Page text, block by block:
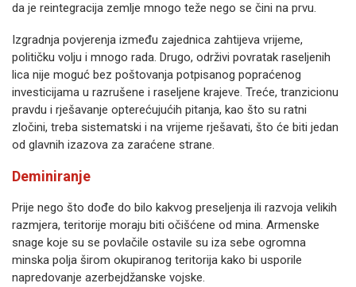
da je reintegracija zemlje mnogo teže nego se čini na prvu.
Izgradnja povjerenja između zajednica zahtijeva vrijeme,
političku volju i mnogo rada. Drugo, održivi povratak raseljenih
lica nije moguć bez poštovanja potpisanog popraćenog
investicijama u razrušene i raseljene krajeve. Treće, tranzicionu
pravdu i rješavanje opterećujućih pitanja, kao što su ratni
zločini, treba sistematski i na vrijeme rješavati, što će biti jedan
od glavnih izazova za zaraćene strane.
Deminiranje
Prije nego što dođe do bilo kakvog preseljenja ili razvoja velikih
razmjera, teritorije moraju biti očišćene od mina. Armenske
snage koje su se povlačile ostavile su iza sebe ogromna
minska polja širom okupiranog teritorija kako bi usporile
napredovanje azerbejdžanske vojske.